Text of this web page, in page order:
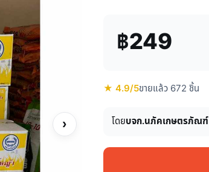
›
฿249
★ 4.9/5ขายแล้ว 672 ชิ้น
โดยบจก.นภัคเกษตรภัณฑ์